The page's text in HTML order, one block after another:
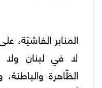
المنابر الفاشيّة،
لا في لبنان ولا
الظّاهرة